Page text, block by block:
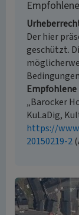
Der hier
geschützt.
„Barocker
KuLaDig,
https://
20150219-2